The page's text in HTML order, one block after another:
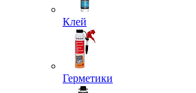
Клей
Герметики